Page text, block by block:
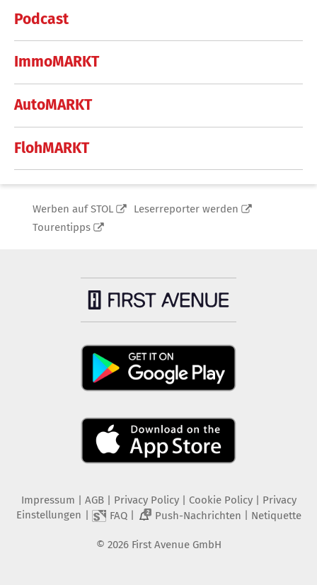
Podcast
ImmoMARKT
AutoMARKT
FlohMARKT
Werben auf STOL
Leserreporter werden
Tourentipps
Impressum AGB Privacy Policy| Cookie Policy| Privacy
Einstellungen
FAQ| 2 Push-Nachrichten Netiquette
© 2026 First Avenue GmbH